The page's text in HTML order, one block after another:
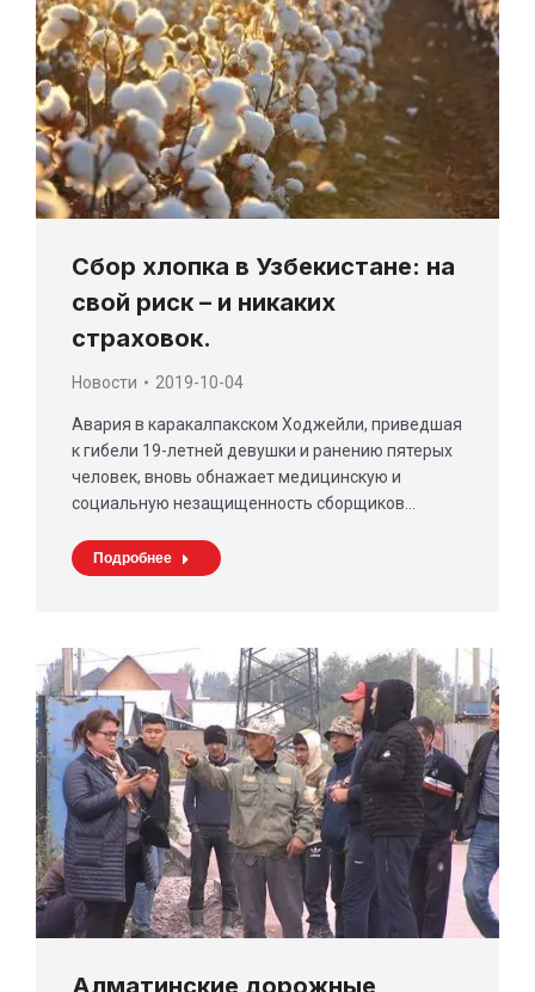
Сбор хлопка в Узбекистане: на
свой риск – и никаких
страховок.
Новости 2019-10-04
Авария в каракалпакском Ходжейли, приведшая
к гибели 19-летней девушки и ранению пятерых
человек, вновь обнажает медицинскую и
социальную незащищенность сборщиков…
Подробнее